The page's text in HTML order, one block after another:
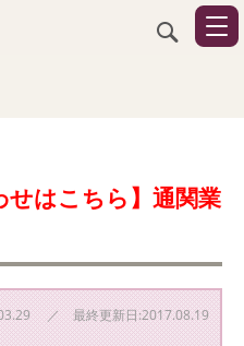
はこちら】通関業
／ 最終更新日:2017.08.19